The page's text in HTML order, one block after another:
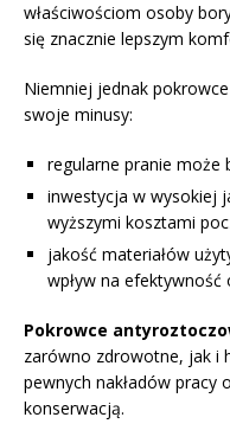
właściwościom osoby
się znacznie lepszym
Niemniej jednak
swoje minusy:
regularne pranie może
inwestycja w wysokiej
wyższymi kosztami
jakość materiałów
wpływ na
Pokrowce
zarówno zdrowotne, jak i
pewnych nakładów pracy
konserwacją.